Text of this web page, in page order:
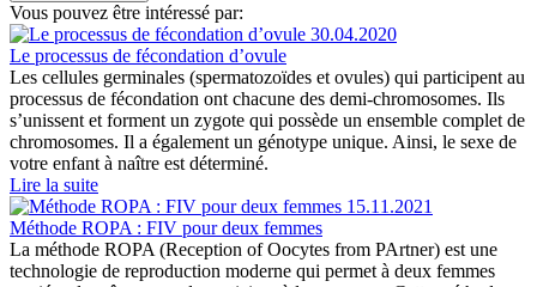
Vous pouvez être intéressé par:
30.04.2020
Le processus de fécondation d’ovule
Les cellules germinales (spermatozoïdes et ovules) qui participent au
processus de fécondation ont chacune des demi-chromosomes. Ils
s’unissent et forment un zygote qui possède un ensemble complet de
chromosomes. Il a également un génotype unique. Ainsi, le sexe de
votre enfant à naître est déterminé.
Lire la suite
15.11.2021
Méthode ROPA : FIV pour deux femmes
La méthode ROPA (Reception of Oocytes from PArtner) est une
technologie de reproduction moderne qui permet à deux femmes